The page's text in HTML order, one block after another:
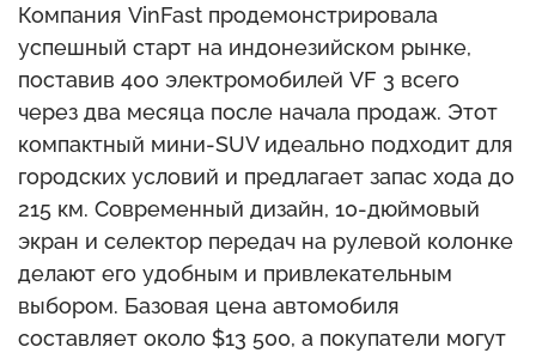
Компания VinFast продемонстрировала
успешный старт на индонезийском рынке,
поставив 400 электромобилей VF 3 всего
через два месяца после начала продаж. Этот
компактный мини-SUV идеально подходит для
городских условий и предлагает запас хода до
215 км. Современный дизайн, 10-дюймовый
экран и селектор передач на рулевой колонке
делают его удобным и привлекательным
выбором. Базовая цена автомобиля
составляет около $13 500, а покупатели могут